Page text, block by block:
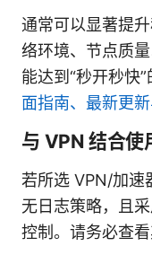
通常可以显著提
络环境、节点质
能达到“秒开秒快”
面指南、最新更
与 VPN 结合使
若所选 VPN/加速
无日志策略，且
控制。请务必查